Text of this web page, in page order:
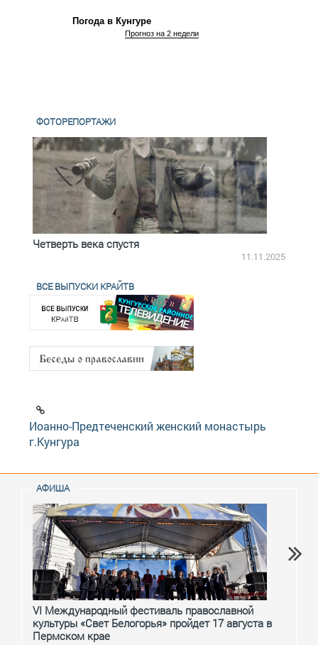
Погода в Кунгуре
Прогноз на 2 недели
ФОТОРЕПОРТАЖИ
Четверть века спустя
11.11.2025
ВСЕ ВЫПУСКИ КРАЙТВ
Иоанно-Предтеченский женский монастырь
г.Кунгура
АФИША
VI Международный фестиваль православной
культуры «Свет Белогорья» пройдет 17 августа в
Пермском крае